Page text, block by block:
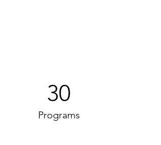
30
Programs